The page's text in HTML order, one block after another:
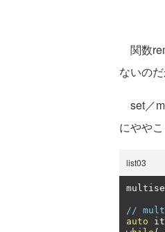
関数
ないの
set／
にやや
list03
//
auto